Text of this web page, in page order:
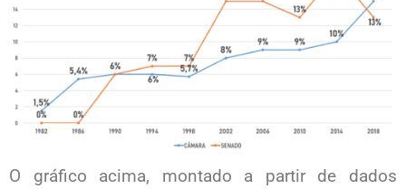
O gráfico acima, montado a partir de dados